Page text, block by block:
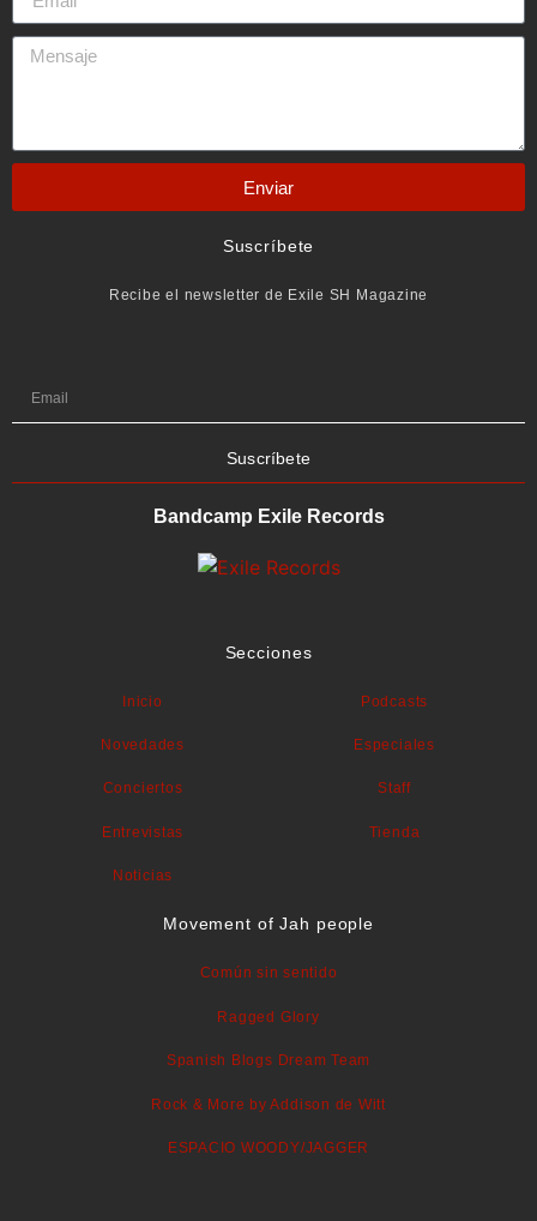
Enviar
Suscríbete
Recibe el newsletter de Exile SH Magazine
Suscríbete
Bandcamp Exile Records
Secciones
Inicio
Novedades
Conciertos
Entrevistas
Noticias
Podcasts
Especiales
Staff
Tienda
Movement of Jah people
Común sin sentido
Ragged Glory
Spanish Blogs Dream Team
Rock & More by Addison de Witt
ESPACIO WOODY/JAGGER